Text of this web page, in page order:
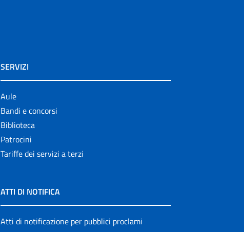
SERVIZI
Aule
Bandi e concorsi
Biblioteca
Patrocini
Tariffe dei servizi a terzi
ATTI DI NOTIFICA
Atti di notificazione per pubblici proclami